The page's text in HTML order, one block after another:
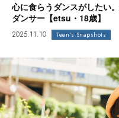
心に食らうダンスがしたい
ダンサー【etsu・18歳】
2025.11.10 Teen's Snapshots